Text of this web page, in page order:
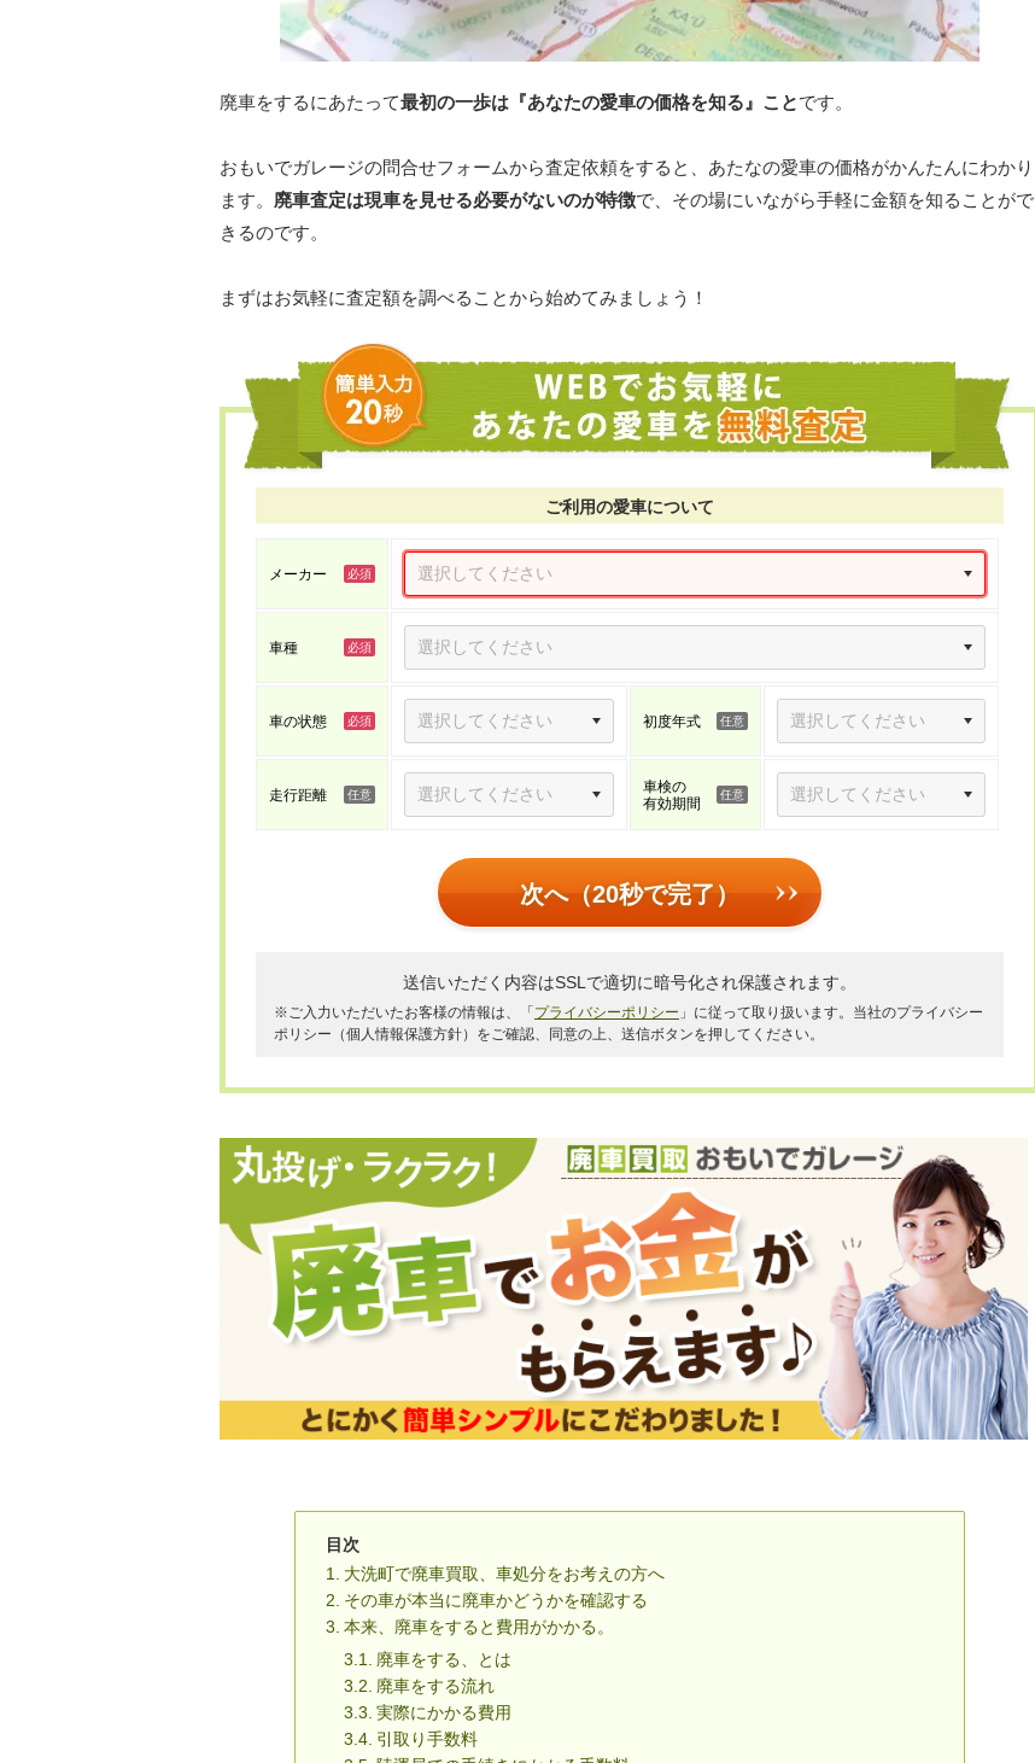
廃車をするにあたって最初の一歩は『あなたの愛車の価格を知る』ことです。
おもいでガレージの問合せフォームから査定依頼をすると、あたなの愛車の価格がかんたんにわかり
ます。 廃車査定は現車を見せる必要がないのが特徴で、その場にいながら手軽に金額を知ることがで
きるのです。
まずはお気軽に査定額を調べることから始めてみましょう！
ご利用の愛車について
メーカー
車種
車の状態 初度年式
走行距離
車検の
有効期間
次へ（20秒で完了）
送信いただく内容はSSLで適切に暗号化され保護されます。
※ご入力いただいたお客様の情報は、「 プライバシーポリシー 」に従って取り扱います。当社のプライバシー
ポリシー（個人情報保護方針）をご確認、同意の上、送信ボタンを押してください。
目次
大洗町で廃車買取、車処分をお考えの方へ
その車が本当に廃車かどうかを確認する
本来、廃車をすると費用がかかる。
廃車をする、とは
廃車をする流れ
実際にかかる費用
引取り手数料